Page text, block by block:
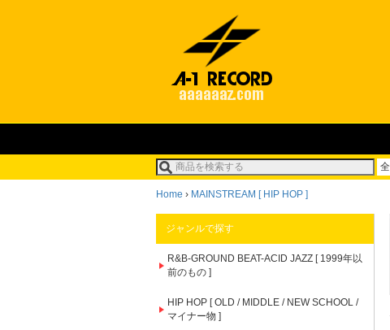
Home › MAINSTREAM [ HIP HOP ]
ジャンルで探す
R&B-GROUND BEAT-ACID JAZZ [ 1999年以
前のもの ]
HIP HOP [ OLD / MIDDLE / NEW SCHOOL /
マイナー物 ]